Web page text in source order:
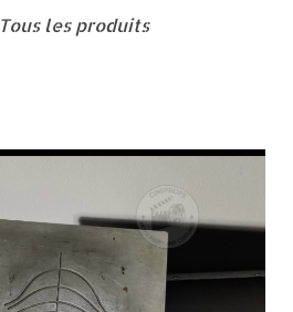
Tous les produits